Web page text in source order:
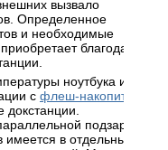
вызвало
Определенное
и необходимые
благодаря
ноутбука и
с флеш-накопителей
подзарядки
в отдельных